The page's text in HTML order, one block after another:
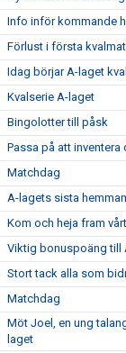
Info inför kommande
Förlust i första
Idag börjar A-laget
Kvalserie A-laget
Bingolotter till påsk
Passa på att inventera
Matchdag
A-lagets sista
Kom och heja fram
Viktig bonuspoäng till
Stort tack alla som
Matchdag
Möt Joel, en ung
laget